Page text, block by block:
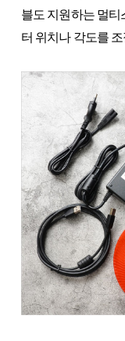
블도 지원하는 멀티
터 위치나 각도를